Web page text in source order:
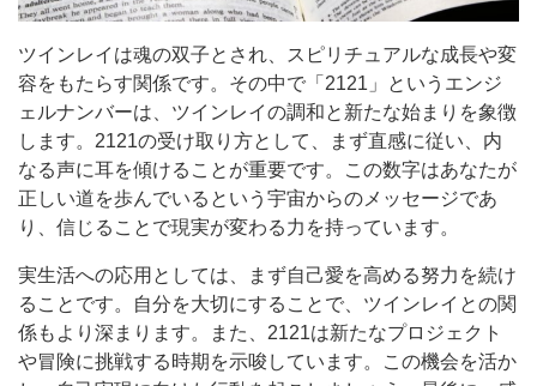
ツインレイは魂の双子とされ、スピリチュアルな成長や変
容をもたらす関係です。その中で「2121」というエンジ
ェルナンバーは、ツインレイの調和と新たな始まりを象徴
します。2121の受け取り方として、まず直感に従い、内
なる声に耳を傾けることが重要です。この数字はあなたが
正しい道を歩んでいるという宇宙からのメッセージであ
り、信じることで現実が変わる力を持っています。
実生活への応用としては、まず自己愛を高める努力を続け
ることです。自分を大切にすることで、ツインレイとの関
係もより深まります。また、2121は新たなプロジェクト
や冒険に挑戦する時期を示唆しています。この機会を活か